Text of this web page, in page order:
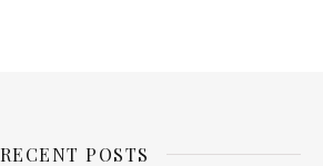
RECENT POSTS